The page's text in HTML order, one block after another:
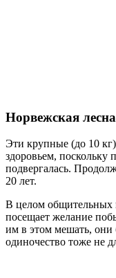
Норвежская
Эти крупные (до 10
здоровьем, поскольку
подвергалась.
20 лет.
В целом общительных
посещает желание
им в этом мешать, они
одиночество тоже не